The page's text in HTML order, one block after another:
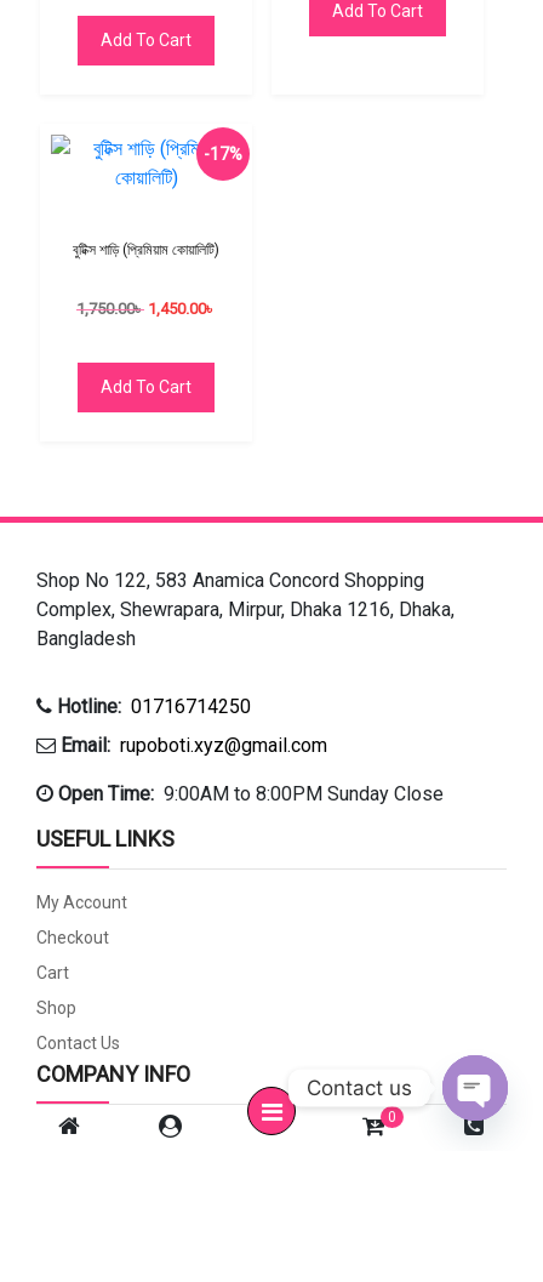
Add To Cart
Add To Cart
-17%
বুটিক্স শাড়ি (প্রিমিয়াম কোয়ালিটি)
1,750.00৳ 1,450.00৳
Add To Cart
Shop No 122, 583 Anamica Concord Shopping
Complex, Shewrapara, Mirpur, Dhaka 1216, Dhaka,
Bangladesh
Hotline: 01716714250
Email: rupoboti.xyz@gmail.com
Open Time: 9:00AM to 8:00PM Sunday Close
USEFUL LINKS
My Account
Checkout
Cart
Shop
Contact Us
COMPANY INFO
Privacy Policy
0
Contact us
Open